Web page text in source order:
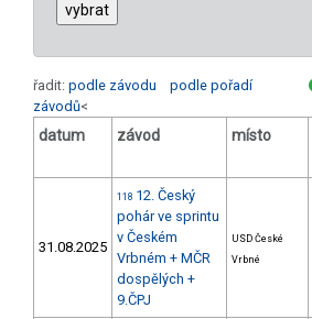
řadit: podle závodu podle pořadí
závodů<
datum závod místo
31.08.2025
118 12. Český
pohár ve sprintu
v Českém
Vrbném + MČR
dospělých +
9.ČPJ
USD České
Vrbné